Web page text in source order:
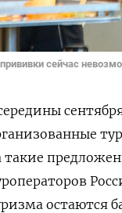
сейчас
такие
остаются